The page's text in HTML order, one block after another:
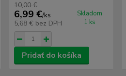
10,00 €
6,99 €/ks
5,68 € bez DPH
Skladom
1 ks
Pridať do košíka